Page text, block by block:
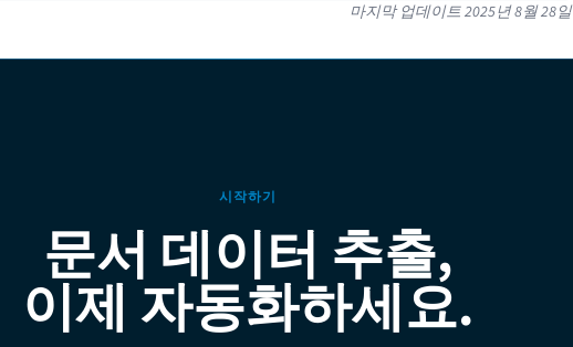
마지막 업데이트2025년 8월 28일
시작하기
문서 데이터 추출,
이제 자동화하세요.